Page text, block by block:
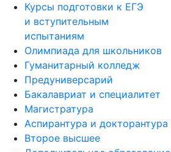
Курсы подготовки к ЕГЭ
и вступительным
испытаниям
Олимпиада для школьников
Гуманитарный колледж
Предуниверсарий
Бакалавриат и специалитет
Магистратура
Аспирантура и докторантура
Второе высшее